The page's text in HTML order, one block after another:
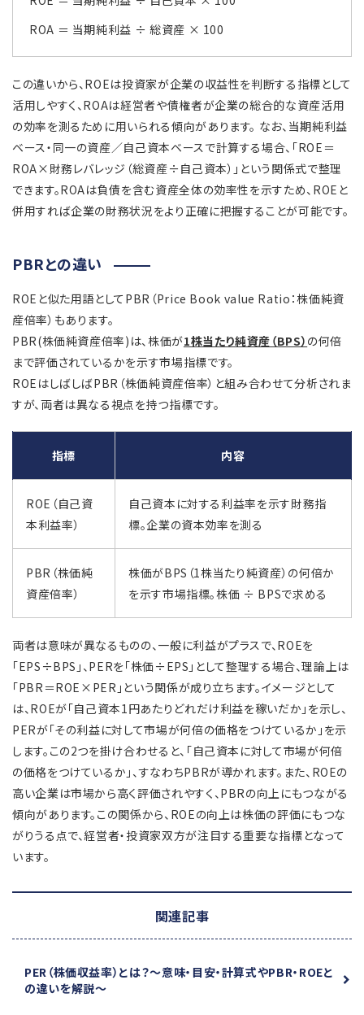
ROA ＝ 当期純利益 ÷ 総資産 × 100
この違いから、ROEは投資家が企業の収益性を判断する指標として
活用しやすく、ROAは経営者や債権者が企業の総合的な資産活用
の効率を測るために用いられる傾向があります。 なお、当期純利益
ベース・同一の資産／自己資本ベースで計算する場合、「ROE＝
ROA×財務レバレッジ（総資産÷自己資本）」という関係式で整理
できます。ROAは負債を含む資産全体の効率性を示すため、ROEと
併用すれば企業の財務状況をより正確に把握することが可能です。
PBRとの違い
ROEと似た用語としてPBR（Price Book value Ratio：株価純資
産倍率）もあります。
PBR(株価純資産倍率)は、株価が1株当たり純資産（BPS） の何倍
まで評価されているかを示す市場指標です。
ROEはしばしばPBR（株価純資産倍率）と組み合わせて分析されま
すが、両者は異なる視点を持つ指標です。
指標 内容
ROE（自己資
本利益率）
自己資本に対する利益率を示す財務指
標。企業の資本効率を測る
PBR（株価純
資産倍率）
株価がBPS（1株当たり純資産）の何倍か
を示す市場指標。株価 ÷ BPSで求める
両者は意味が異なるものの、一般に利益がプラスで、ROEを
「EPS÷BPS」、PERを「株価÷EPS」として整理する場合、理論上は
「PBR＝ROE×PER」という関係が成り立ちます。イメージとして
は、ROEが「自己資本1円あたりどれだけ利益を稼いだか」を示し、
PERが「その利益に対して市場が何倍の価格をつけているか」を示
します。この2つを掛け合わせると、「自己資本に対して市場が何倍
の価格をつけているか」、すなわちPBRが導かれます。また、ROEの
高い企業は市場から高く評価されやすく、PBRの向上にもつながる
傾向があります。この関係から、ROEの向上は株価の評価にもつな
がりうる点で、経営者・投資家双方が注目する重要な指標となって
います。
関連記事
PER（株価収益率）とは？～意味・目安・計算式やPBR・ROEと
の違いを解説～